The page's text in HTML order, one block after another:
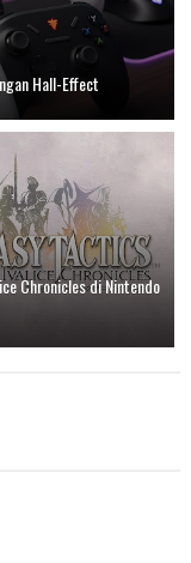
Hall-Effect
Chronicles di Nintendo